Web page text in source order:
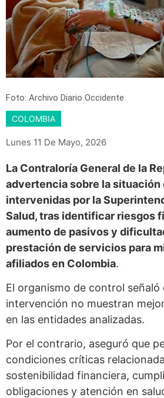
Foto: Archivo Diario Occidente
COLOMBIA
Lunes 11 De Mayo, 2026
La Contraloría General de la
advertencia sobre la situación
intervenidas por la
Salud, tras identificar riesgos
aumento de pasivos y
prestación de servicios para
afiliados en Colombia.
El organismo de control señaló
intervención no muestran
en las entidades analizadas.
Por el contrario, aseguró que
condiciones críticas
sostenibilidad financiera,
obligaciones y atención en